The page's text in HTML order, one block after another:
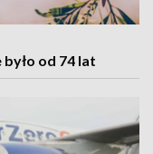
od 74 lat